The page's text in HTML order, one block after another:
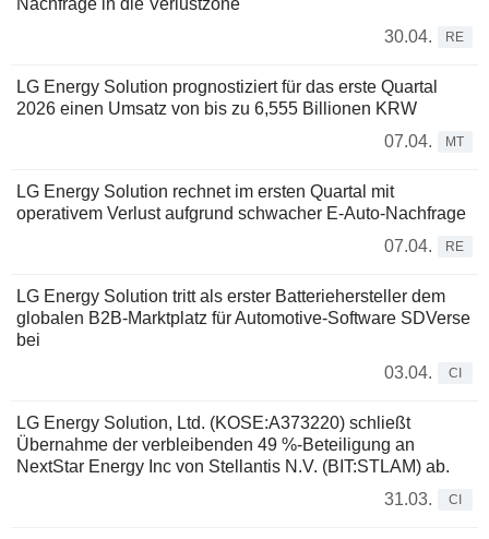
Nachfrage in die Verlustzone
30.04.
RE
LG Energy Solution prognostiziert für das erste Quartal
2026 einen Umsatz von bis zu 6,555 Billionen KRW
07.04.
MT
LG Energy Solution rechnet im ersten Quartal mit
operativem Verlust aufgrund schwacher E-Auto-Nachfrage
07.04.
RE
LG Energy Solution tritt als erster Batteriehersteller dem
globalen B2B-Marktplatz für Automotive-Software SDVerse
bei
03.04.
CI
LG Energy Solution, Ltd. (KOSE:A373220) schließt
Übernahme der verbleibenden 49 %-Beteiligung an
NextStar Energy Inc von Stellantis N.V. (BIT:STLAM) ab.
31.03.
CI